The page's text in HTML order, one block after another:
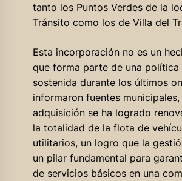
tanto los Puntos Verdes de la
Tránsito como los de Villa del
Esta incorporación no es un
que forma parte de una política
sostenida durante los últimos
informaron fuentes
adquisición se ha logrado
la totalidad de la flota de
utilitarios, un logro que la
un pilar fundamental para
de servicios básicos en una